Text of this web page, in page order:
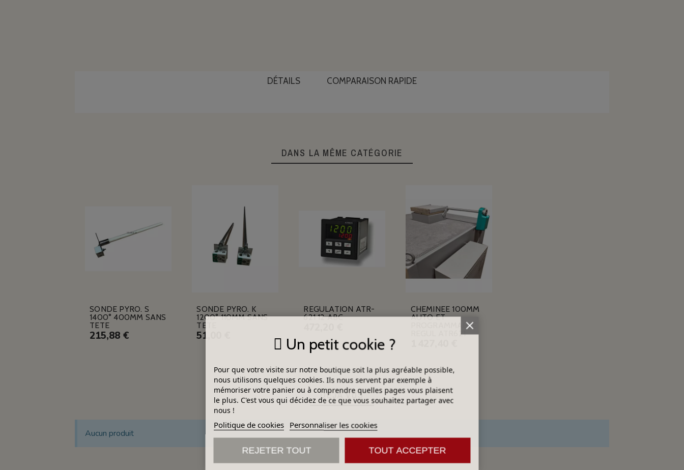
DÉTAILS COMPARAISON RAPIDE
DANS LA MÊME CATÉGORIE
SONDE PYRO. S
1400° 400MM SANS
TETE
215,88 €
SONDE PYRO. K
1200° 110MM SANS
TETE
51,00 €
REGULATION ATR-
621 12 ABC
CHEMINEE 100MM
AUTO ET
PROGRAMMABLE
REGUL ATR621
DÉJÀ VUS
Aucun produit
Un petit cookie ?
Pour que votre visite sur notre boutique soit la plus agréable possible,
nous utilisons quelques cookies. Ils nous servent par exemple à
mémoriser votre panier ou à comprendre quelles pages vous plaisent
le plus. C'est vous qui décidez de ce que vous souhaitez partager avec
nous !
Politique de cookies Personnaliser les cookies
REJETER TOUT TOUT ACCEPTER